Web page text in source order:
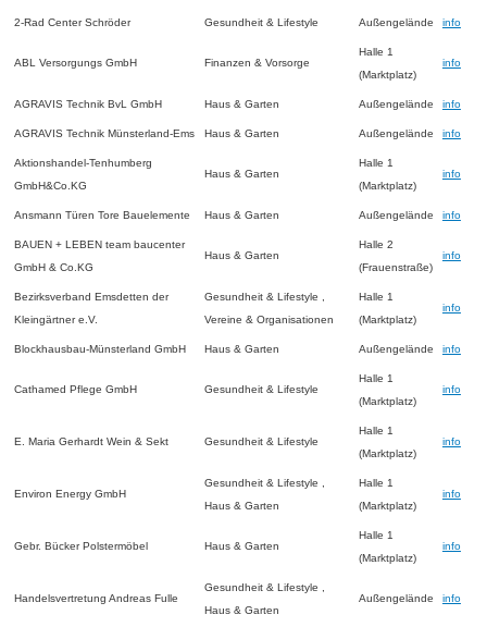
2-Rad Center Schröder Gesundheit & Lifestyle Außengelände info
ABL Versorgungs GmbH Finanzen & Vorsorge
Halle 1
(Marktplatz)
info
AGRAVIS Technik BvL GmbH Haus & Garten Außengelände info
AGRAVIS Technik Münsterland-Ems Haus & Garten Außengelände info
Aktionshandel-Tenhumberg
GmbH&Co.KG
Haus & Garten
Halle 1
(Marktplatz)
info
Ansmann Türen Tore Bauelemente Haus & Garten Außengelände info
BAUEN + LEBEN team baucenter
GmbH & Co.KG
Haus & Garten
Halle 2
(Frauenstraße)
info
Bezirksverband Emsdetten der
Kleingärtner e.V.
Gesundheit & Lifestyle ,
Vereine & Organisationen
Halle 1
(Marktplatz)
info
Blockhausbau-Münsterland GmbH Haus & Garten Außengelände info
Cathamed Pflege GmbH Gesundheit & Lifestyle
Halle 1
(Marktplatz)
info
E. Maria Gerhardt Wein & Sekt Gesundheit & Lifestyle
Halle 1
(Marktplatz)
info
Environ Energy GmbH
Gesundheit & Lifestyle ,
Haus & Garten
Halle 1
(Marktplatz)
info
Gebr. Bücker Polstermöbel Haus & Garten
Halle 1
(Marktplatz)
info
Handelsvertretung Andreas Fulle
Gesundheit & Lifestyle ,
Haus & Garten
Außengelände info